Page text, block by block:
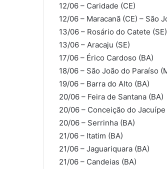
12/06 – Caridade (CE)
12/06 – Maracanã (CE) – São
13/06 – Rosário do Catete (SE)
13/06 – Aracaju (SE)
17/06 – Érico Cardoso (BA)
18/06 – São João do Paraíso
19/06 – Barra do Alto (BA)
20/06 – Feira de Santana (BA)
20/06 – Conceição do Jacuípe
20/06 – Serrinha (BA)
21/06 – Itatim (BA)
21/06 – Jaguariquara (BA)
21/06 – Candeias (BA)